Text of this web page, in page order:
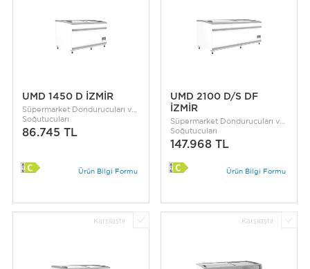
UMD 1450 D İZMİR
Süpermarket Dondurucuları ve
Soğutucuları
86.745 TL
Ürün Bilgi Formu
UMD 2100 D/S DF
İZMİR
Süpermarket Dondurucuları ve
Soğutucuları
147.968 TL
Ürün Bilgi Formu
Karşılaştır Karşılaştır